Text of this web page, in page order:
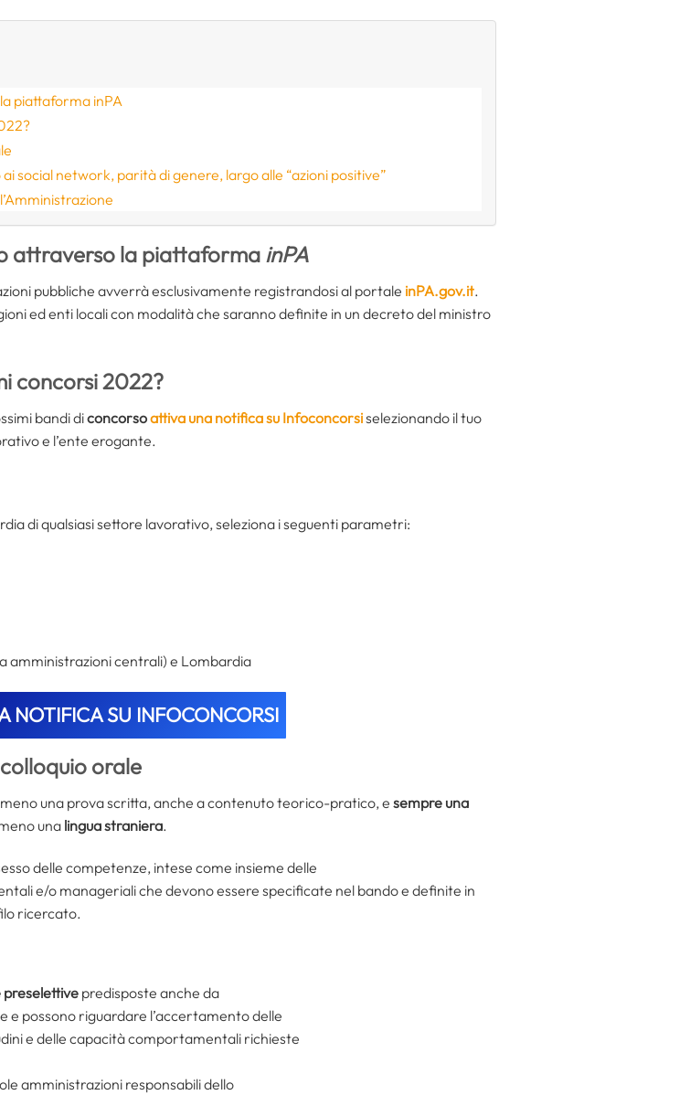
piattaforma inPA
social network, parità di genere, largo alle “azioni positive”
attraverso la piattaforma inPA
pubbliche avverrà esclusivamente registrandosi al portale inPA.gov.it.
ed enti locali con modalità che saranno definite in un decreto del ministro
concorsi 2022?
bandi diconcorsoattiva una notifica su Infoconcorsiselezionando il tuo
e l’ente erogante.
di qualsiasi settore lavorativo, seleziona i seguenti parametri:
amministrazioni centrali) e Lombardia
NOTIFICA SU INFOCONCORSI
orale
una prova scritta, anche a contenuto teorico-pratico, e sempre una
una lingua straniera.
delle competenze, intese come insieme delle
e/o manageriali che devono essere specificate nel bando e definite in
ricercato.
preselettive predisposte anche da
e possono riguardare l’accertamento delle
e delle capacità comportamentali richieste
amministrazioni responsabili dello